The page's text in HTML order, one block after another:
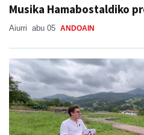
Musika Hamabostaldiko
Aiurri abu 05 ANDOAIN